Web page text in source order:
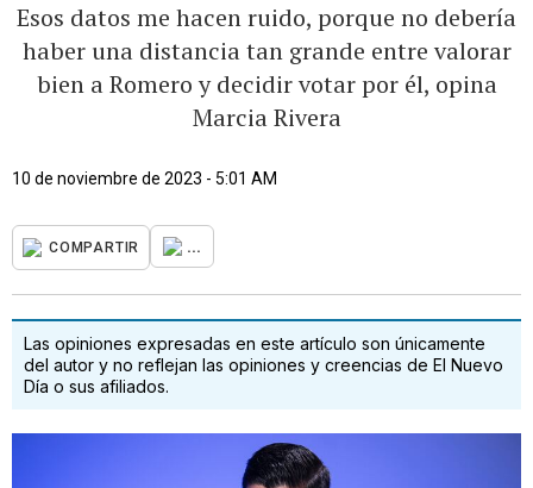
Esos datos me hacen ruido, porque no debería
haber una distancia tan grande entre valorar
bien a Romero y decidir votar por él, opina
Marcia Rivera
10 de noviembre de 2023 - 5:01 AM
COMPARTIR ...
Las opiniones expresadas en este artículo son únicamente
del autor y no reflejan las opiniones y creencias de El Nuevo
Día o sus afiliados.